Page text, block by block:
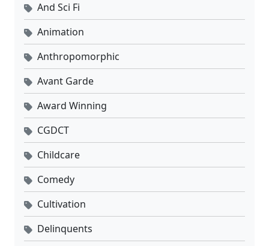
And Sci Fi
Animation
Anthropomorphic
Avant Garde
Award Winning
CGDCT
Childcare
Comedy
Cultivation
Delinquents